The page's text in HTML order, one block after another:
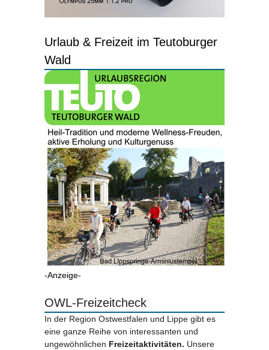
Urlaub & Freizeit im Teutoburger
Wald
-Anzeige-
OWL-Freizeitcheck
In der Region Ostwestfalen und Lippe gibt es
eine ganze Reihe von interessanten und
ungewöhnlichen Freizeitaktivitäten. Unsere